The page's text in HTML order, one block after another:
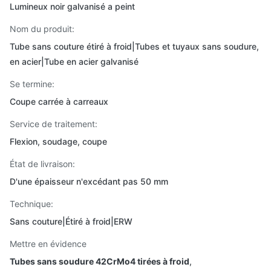
Lumineux noir galvanisé a peint
Nom du produit:
Tube sans couture étiré à froid|Tubes et tuyaux sans soudure,
en acier|Tube en acier galvanisé
Se termine:
Coupe carrée à carreaux
Service de traitement:
Flexion, soudage, coupe
État de livraison:
D'une épaisseur n'excédant pas 50 mm
Technique:
Sans couture|Étiré à froid|ERW
Mettre en évidence
Tubes sans soudure 42CrMo4 tirées à froid,